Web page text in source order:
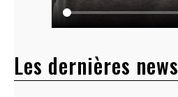
Les dernières news